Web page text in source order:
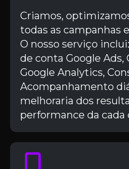
Criamos,
todas as campanhas
O nosso serviço
de conta Google Ads,
Google Analytics,
Acompanhamento
melhoraria dos
performance da cada